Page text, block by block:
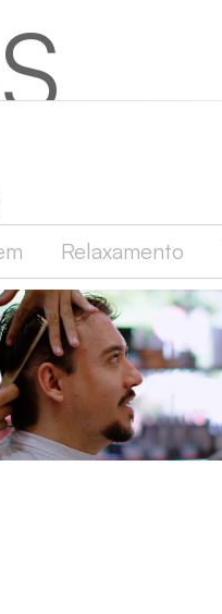
Relaxamento